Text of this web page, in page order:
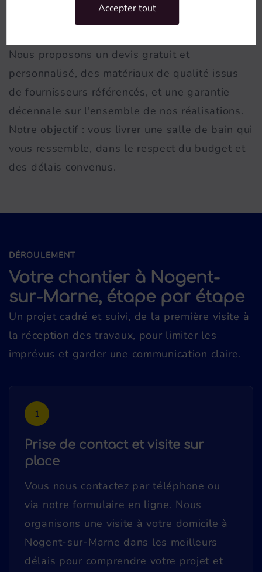
efficacement et de minimiser les imprévus sur
chaque chantier.
Nous proposons un devis gratuit et
personnalisé, des matériaux de qualité issus
de fournisseurs référencés, et une garantie
décennale sur l'ensemble de nos réalisations.
Notre objectif : vous livrer une salle de bain qui
vous ressemble, dans le respect du budget et
des délais convenus.
DÉROULEMENT
Votre chantier à Nogent-
sur-Marne, étape par étape
Un projet cadré et suivi, de la première visite à
la réception des travaux, pour limiter les
imprévus et garder une communication claire.
1
Prise de contact et visite sur
place
Vous nous contactez par téléphone ou
via notre formulaire en ligne. Nous
organisons une visite à votre domicile à
Nogent-sur-Marne dans les meilleurs
délais pour comprendre votre projet et
Accepter tout